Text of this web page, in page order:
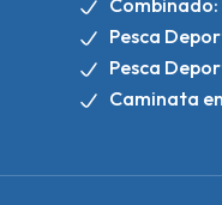
Combinado:
Pesca
Pesca
Caminata